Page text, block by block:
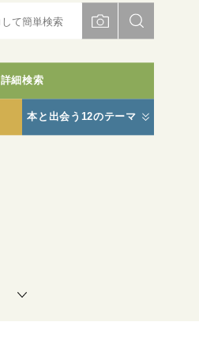
詳細検索
本と出会う12のテーマ